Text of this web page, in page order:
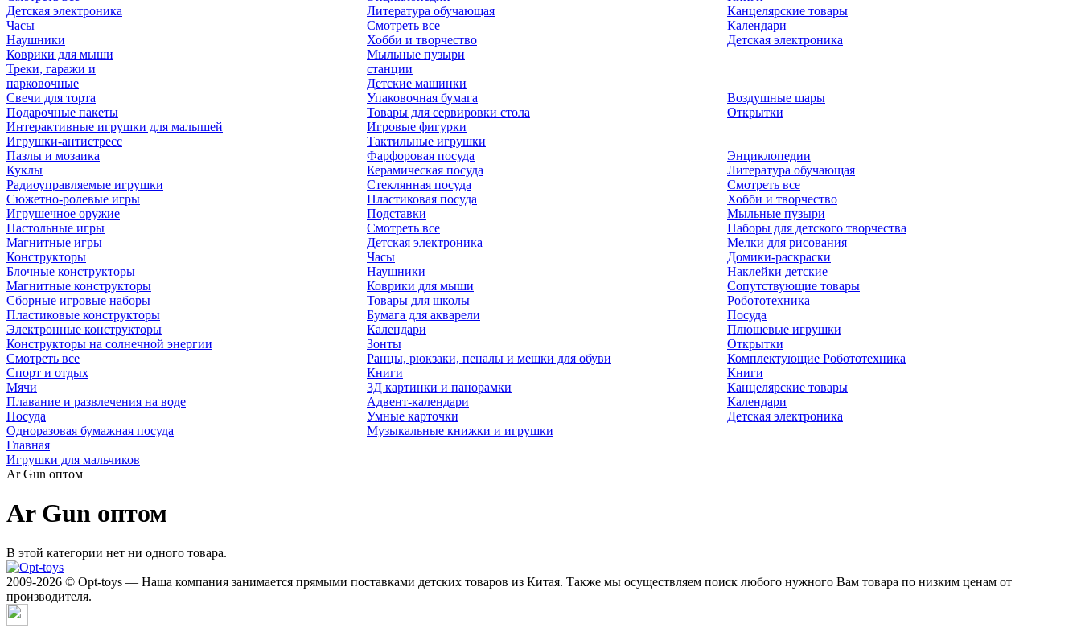
Детская электроника
Часы
Наушники
Коврики для мыши
Литература обучающая
Смотреть все
Хобби и творчество
Мыльные пузыри
Канцелярские товары
Календари
Детская электроника
Треки, гаражи и
парковочные
станции
Детские машинки
Свечи для торта
Подарочные пакеты
Упаковочная бумага
Товары для сервировки стола
Воздушные шары
Открытки
Интерактивные игрушки для малышей
Игрушки-антистресс
Игровые фигурки
Тактильные игрушки
Пазлы и мозаика
Куклы
Радиоуправляемые игрушки
Сюжетно-ролевые игры
Игрушечное оружие
Настольные игры
Магнитные игры
Конструкторы
Блочные конструкторы
Магнитные конструкторы
Сборные игровые наборы
Пластиковые конструкторы
Электронные конструкторы
Конструкторы на солнечной энергии
Смотреть все
Спорт и отдых
Мячи
Плавание и развлечения на воде
Посуда
Одноразовая бумажная посуда
Фарфоровая посуда
Керамическая посуда
Стеклянная посуда
Пластиковая посуда
Подставки
Смотреть все
Детская электроника
Часы
Наушники
Коврики для мыши
Товары для школы
Бумага для акварели
Календари
Зонты
Ранцы, рюкзаки, пеналы и мешки для обуви
Книги
3Д картинки и панорамки
Адвент-календари
Умные карточки
Музыкальные книжки и игрушки
Энциклопедии
Литература обучающая
Смотреть все
Хобби и творчество
Мыльные пузыри
Наборы для детского творчества
Мелки для рисования
Домики-раскраски
Наклейки детские
Сопутствующие товары
Робототехника
Посуда
Плюшевые игрушки
Открытки
Комплектующие Робототехника
Книги
Канцелярские товары
Календари
Детская электроника
Главная
Игрушки для мальчиков
Ar Gun оптом
Ar Gun оптом
В этой категории нет ни одного товара.
2009-2026 © Opt-toys — Наша компания занимается прямыми поставками детских товаров из Китая. Также мы осуществляем поиск любого нужного Вам товара по низким ценам от
производителя.